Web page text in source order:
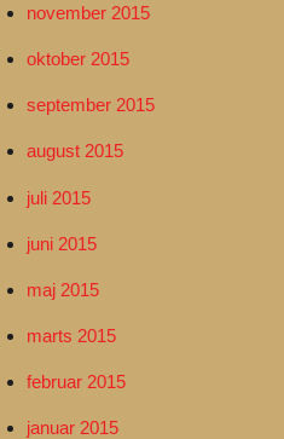
november 2015
oktober 2015
september 2015
august 2015
juli 2015
juni 2015
maj 2015
marts 2015
februar 2015
januar 2015